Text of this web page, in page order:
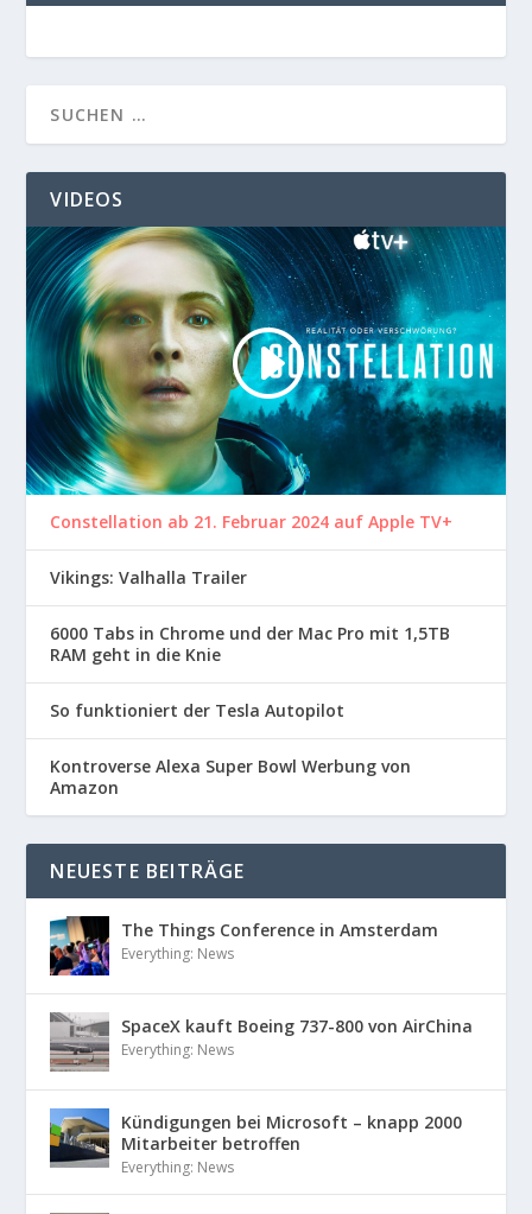
VIDEOS
Constellation ab 21. Februar 2024 auf Apple TV+
Vikings: Valhalla Trailer
6000 Tabs in Chrome und der Mac Pro mit 1,5TB
RAM geht in die Knie
So funktioniert der Tesla Autopilot
Kontroverse Alexa Super Bowl Werbung von
Amazon
NEUESTE BEITRÄGE
The Things Conference in Amsterdam
Everything: News
SpaceX kauft Boeing 737-800 von AirChina
Everything: News
Kündigungen bei Microsoft – knapp 2000
Mitarbeiter betroffen
Everything: News